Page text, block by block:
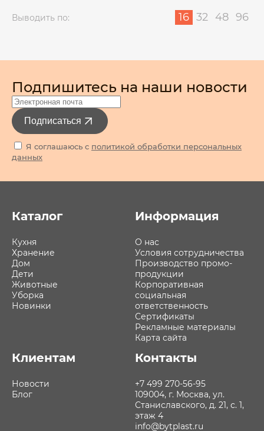
Выводить по: 16 32 48 96
Подпишитесь на наши новости
Подписаться
Я соглашаюсь с политикой обработки персональных
данных
Каталог
Кухня
Хранение
Дом
Дети
Животные
Уборка
Новинки
Информация
О нас
Условия сотрудничества
Производство промо-
продукции
Корпоративная
социальная
ответственность
Сертификаты
Рекламные материалы
Карта сайта
Клиентам
Новости
Блог
Контакты
+7 499 270-56-95
109004, г. Москва, ул.
Станиславского, д. 21, с. 1,
этаж 4
info@bytplast.ru